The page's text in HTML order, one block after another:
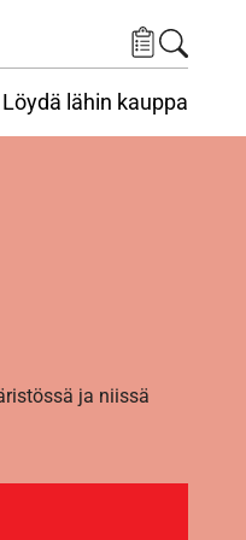
Löydä lähin kauppa
ja niissä